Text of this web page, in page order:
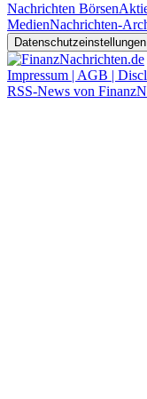
Nachrichten Börsen
MedienNachrichten-
Datenschutzeinstellungen
Impressum | AGB |
RSS-News von